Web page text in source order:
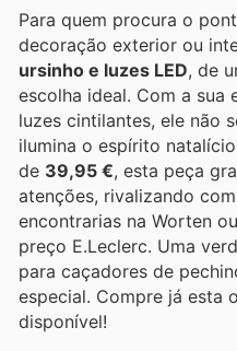
Para quem procura o
decoração exterior ou
ursinho e luzes LED, de
escolha ideal. Com a sua
luzes cintilantes, ele não
ilumina o espírito
de 39,95 €, esta peça
atenções, rivalizando
encontrarias na Worten
preço E.Leclerc. Uma
para caçadores de
especial. Compre já esta
disponível!